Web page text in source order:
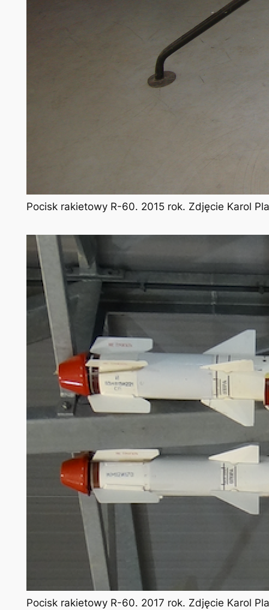
Pocisk rakietowy R-60. 2015 rok. Zdjęcie Karol
Pocisk rakietowy R-60. 2017 rok. Zdjęcie Karol